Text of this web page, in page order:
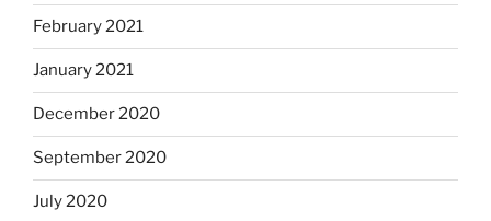
February 2021
January 2021
December 2020
September 2020
July 2020